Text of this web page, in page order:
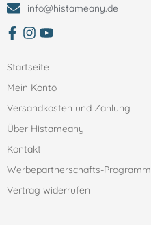
info@histameany.de
zum facebbok Account von
Zum Instagram Account von
Zum YouTube Account
Startseite
Mein Konto
Versandkosten und Zahlung
Über Histameany
Kontakt
Werbepartnerschafts-Programm
Vertrag widerrufen